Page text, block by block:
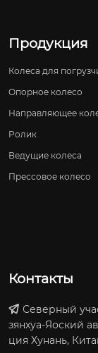
Продукция
Колеса для
Опорное колесо
Направляющее
Ролик
Ведущие колеса
Прессовое колесо
Контакты
Северный
зянхуа-Яоский
ция Хунань,